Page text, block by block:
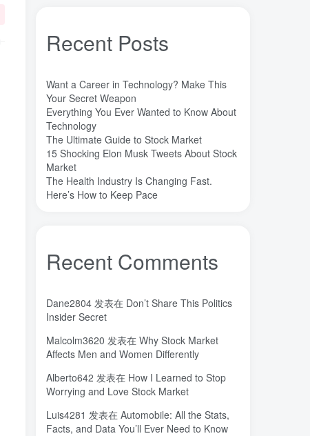
达芬奇(1) 超分辨显微成像(2)
苏醒 (1) (1) 自信 (1) 胡良兵 (53)
网盘(0) 经济类(0)
秘密，吸引力法则，纪录片，下载(0)
秘密 (1) 碳离子治疗系统(1) 研究方向
石墨烯储能(1) 石墨烯(20) 真空阀门 (1)
真空系统
潍坊(1) 流动性(1)
宝塔(2) 学术会议(0) 大国崛起(1)
命运(2) 吸引力法则(1) 君临 (1)
原位(35) 南海(2) 北京大学(1)
关键帧 全屏滚动(1)
亿万富翁 (2) 人生 (2) 乐愚分享(0)
Recent Posts
Want a Career in Technology? Make This
Your Secret Weapon
Everything You Ever Wanted to Know About
Technology
The Ultimate Guide to Stock Market
15 Shocking Elon Musk Tweets About Stock
Market
The Health Industry Is Changing Fast.
Here’s How to Keep Pace
Recent Comments
Dane2804 发表在 Don’t Share This Politics
Insider Secret
Malcolm3620 发表在 Why Stock Market
Affects Men and Women Differently
Alberto642 发表在 How I Learned to Stop
Worrying and Love Stock Market
Luis4281 发表在 Automobile: All the Stats,
Facts, and Data You’ll Ever Need to Know